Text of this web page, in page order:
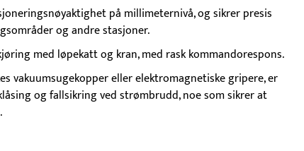
på millimeternivå, og sikrer presis
og andre stasjoner.
med løpekatt og kran, med rask kommandorespons.
vakuumsugekopper eller elektromagnetiske gripere, er
og fallsikring ved strømbrudd, noe som sikrer at